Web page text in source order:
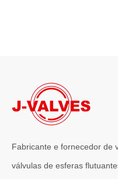
pressão e temperatura
Fabricante e fornecedor de
válvulas de esferas